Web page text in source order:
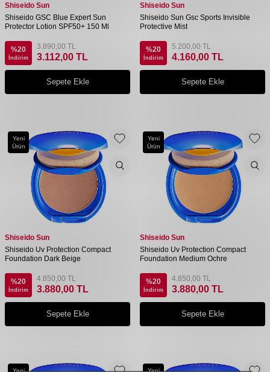
Shiseido Sun
Shiseido GSC Blue Expert Sun
Protector Lotion SPF50+ 150 Ml
%20
İndirim
3.890,00 TL
3.112,00 TL
Sepete Ekle
Shiseido Sun
Shiseido Sun Gsc Sports Invisible
Protective Mist
%20
İndirim
5.200,00 TL
4.160,00 TL
Sepete Ekle
Yeni
Ürün
Shiseido Sun
Shiseido Uv Protection Compact
Foundation Dark Beige
%20
İndirim
4.850,00 TL
3.880,00 TL
Sepete Ekle
Yeni
Ürün
Shiseido Sun
Shiseido Uv Protection Compact
Foundation Medium Ochre
%20
İndirim
4.850,00 TL
3.880,00 TL
Sepete Ekle
Yeni Yeni